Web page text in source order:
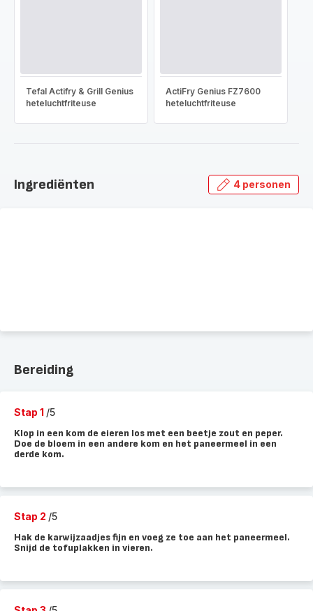
Tefal Actifry & Grill Genius
heteluchtfriteuse
ActiFry Genius FZ7600
heteluchtfriteuse
Ingrediënten 4 personen
Bereiding
Stap 1 /5
Klop in een kom de eieren los met een beetje zout en peper.
Doe de bloem in een andere kom en het paneermeel in een
derde kom.
Stap 2 /5
Hak de karwijzaadjes fijn en voeg ze toe aan het paneermeel.
Snijd de tofuplakken in vieren.